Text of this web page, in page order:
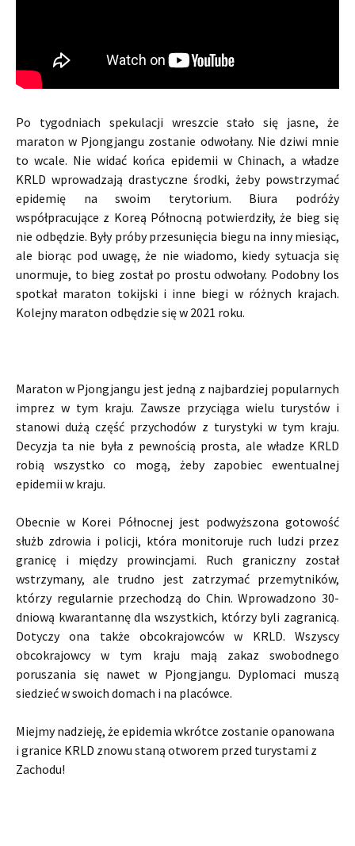
Po tygodniach spekulacji wreszcie stało się jasne, że
maraton w Pjongjangu zostanie odwołany. Nie dziwi mnie
to wcale. Nie widać końca epidemii w Chinach, a władze
KRLD wprowadzają drastyczne środki, żeby powstrzymać
epidemię na swoim terytorium. Biura podróży
współpracujące z Koreą Północną potwierdziły, że bieg się
nie odbędzie. Były próby przesunięcia biegu na inny miesiąc,
ale biorąc pod uwagę, że nie wiadomo, kiedy sytuacja się
unormuje, to bieg został po prostu odwołany. Podobny los
spotkał maraton tokijski i inne biegi w różnych krajach.
Kolejny maraton odbędzie się w 2021 roku.
Maraton w Pjongjangu jest jedną z najbardziej popularnych
imprez w tym kraju. Zawsze przyciąga wielu turystów i
stanowi dużą część przychodów z turystyki w tym kraju.
Decyzja ta nie była z pewnością prosta, ale władze KRLD
robią wszystko co mogą, żeby zapobiec ewentualnej
epidemii w kraju.
Obecnie w Korei Północnej jest podwyższona gotowość
służb zdrowia i policji, która monitoruje ruch ludzi przez
granicę i między prowincjami. Ruch graniczny został
wstrzymany, ale trudno jest zatrzymać przemytników,
którzy regularnie przechodzą do Chin. Wprowadzono 30-
dniową kwarantannę dla wszystkich, którzy byli zagranicą.
Dotyczy ona także obcokrajowców w KRLD. Wszyscy
obcokrajowcy w tym kraju mają zakaz swobodnego
poruszania się nawet w Pjongjangu. Dyplomaci muszą
siedzieć w swoich domach i na placówce.
Miejmy nadzieję, że epidemia wkrótce zostanie opanowana
i granice KRLD znowu staną otworem przed turystami z
Zachodu!